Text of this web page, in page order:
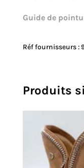
Guide de
Réf fournisseurs :
Produits